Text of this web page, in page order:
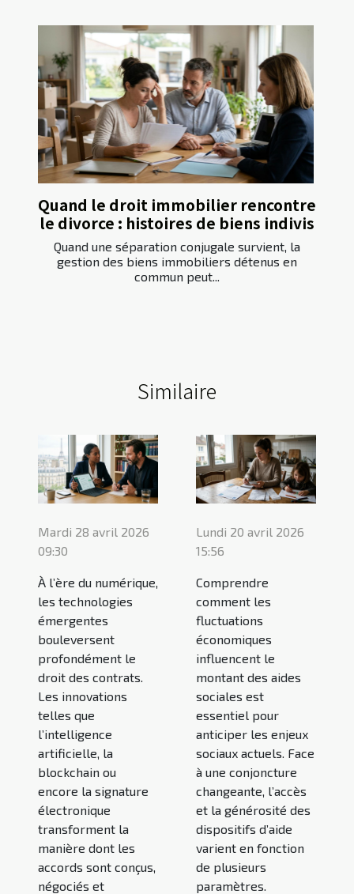
Quand le droit immobilier rencontre
le divorce : histoires de biens indivis
Quand une séparation conjugale survient, la
gestion des biens immobiliers détenus en
commun peut...
Similaire
Mardi 28 avril 2026
09:30
À l’ère du numérique,
les technologies
émergentes
bouleversent
profondément le
droit des contrats.
Les innovations
telles que
l’intelligence
artificielle, la
blockchain ou
encore la signature
électronique
transforment la
manière dont les
accords sont conçus,
négociés et
Lundi 20 avril 2026
15:56
Comprendre
comment les
fluctuations
économiques
influencent le
montant des aides
sociales est
essentiel pour
anticiper les enjeux
sociaux actuels. Face
à une conjoncture
changeante, l’accès
et la générosité des
dispositifs d’aide
varient en fonction
de plusieurs
paramètres.